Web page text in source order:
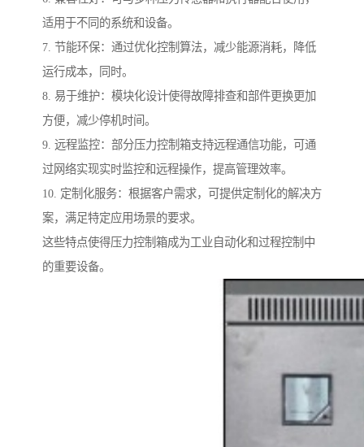
适用于不同的系统和设备。
7. 节能环保：通过优化控制算法，减少能源消耗，降低
运行成本，同时。
8. 易于维护：模块化设计使得故障排查和部件更换更加
方便，减少停机时间。
9. 远程监控：部分压力控制箱支持远程通信功能，可通
过网络实现实时监控和远程操作，提高管理效率。
10. 定制化服务：根据客户需求，可提供定制化的解决方
案，满足特定应用场景的要求。
这些特点使得压力控制箱成为工业自动化和过程控制中
的重要设备。